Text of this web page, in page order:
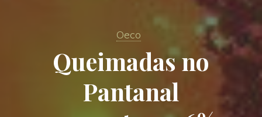
Oeco
Queimadas no
Pantanal